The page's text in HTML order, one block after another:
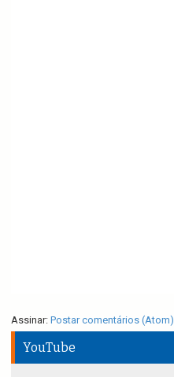
Assinar: Postar comentários (Atom)
YouTube